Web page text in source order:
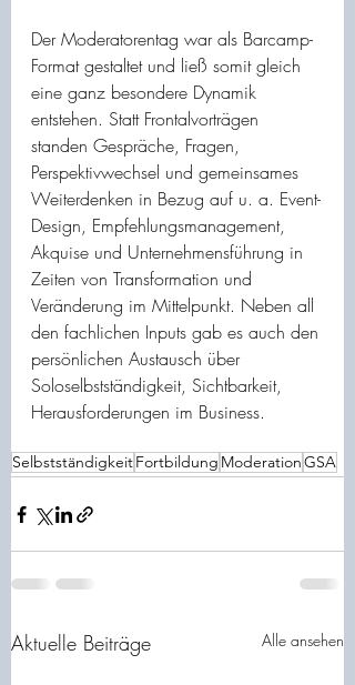
Der Moderatorentag war als Barcamp-
Format gestaltet und ließ somit gleich
eine ganz besondere Dynamik
entstehen. Statt Frontalvorträgen
standen Gespräche, Fragen,
Perspektivwechsel und gemeinsames
Weiterdenken in Bezug auf u. a. Event-
Design, Empfehlungsmanagement,
Akquise und Unternehmensführung in
Zeiten von Transformation und
Veränderung im Mittelpunkt. Neben all
den fachlichen Inputs gab es auch den
persönlichen Austausch über
Soloselbstständigkeit, Sichtbarkeit,
Herausforderungen im Business.
SelbstständigkeitFortbildung ModerationGSA
Aktuelle Beiträge Alle ansehen